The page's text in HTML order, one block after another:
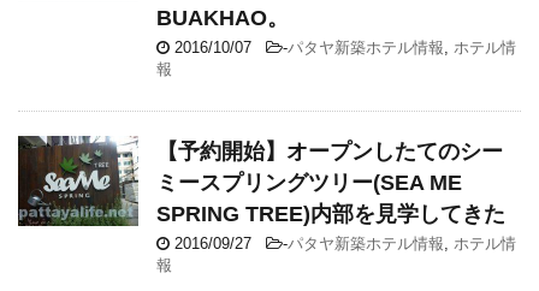
BUAKHAO。
2016/10/07 -パタヤ新築ホテル情報
ホテル情
報
【予約開始】オープンしたてのシー
ミースプリングツリー(SEA ME
SPRING TREE)内部を見学してきた
2016/09/27 -パタヤ新築ホテル情報
ホテル情
報